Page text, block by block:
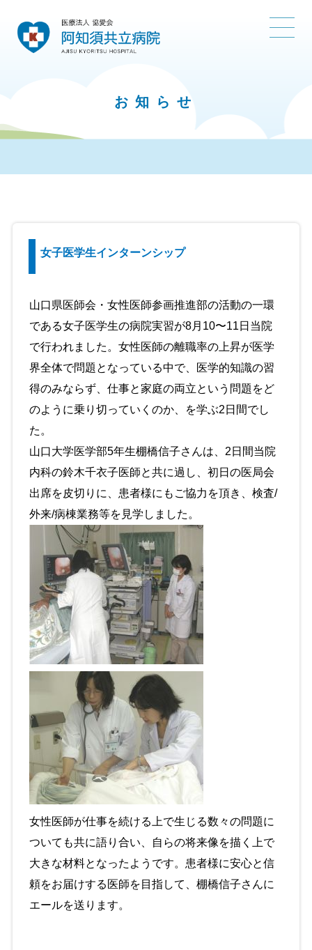
お知らせ
女子医学生インターンシップ
山口県医師会・女性医師参画推進部の活動の一環
である女子医学生の病院実習が8月10〜11日当院
で行われました。女性医師の離職率の上昇が医学
界全体で問題となっている中で、医学的知識の習
得のみならず、仕事と家庭の両立という問題をど
のように乗り切っていくのか、を学ぶ2日間でし
た。
山口大学医学部5年生棚橋信子さんは、2日間当院
内科の鈴木千衣子医師と共に過し、初日の医局会
出席を皮切りに、患者様にもご協力を頂き、検査/
外来/病棟業務等を見学しました。
女性医師が仕事を続ける上で生じる数々の問題に
ついても共に語り合い、自らの将来像を描く上で
大きな材料となったようです。患者様に安心と信
頼をお届けする医師を目指して、棚橋信子さんに
エールを送ります。